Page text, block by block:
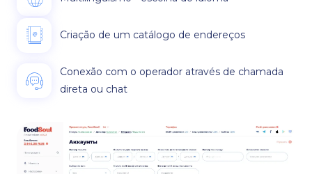
Criação de um catálogo de endereços
Conexão com o operador através de chamada
direta ou chat